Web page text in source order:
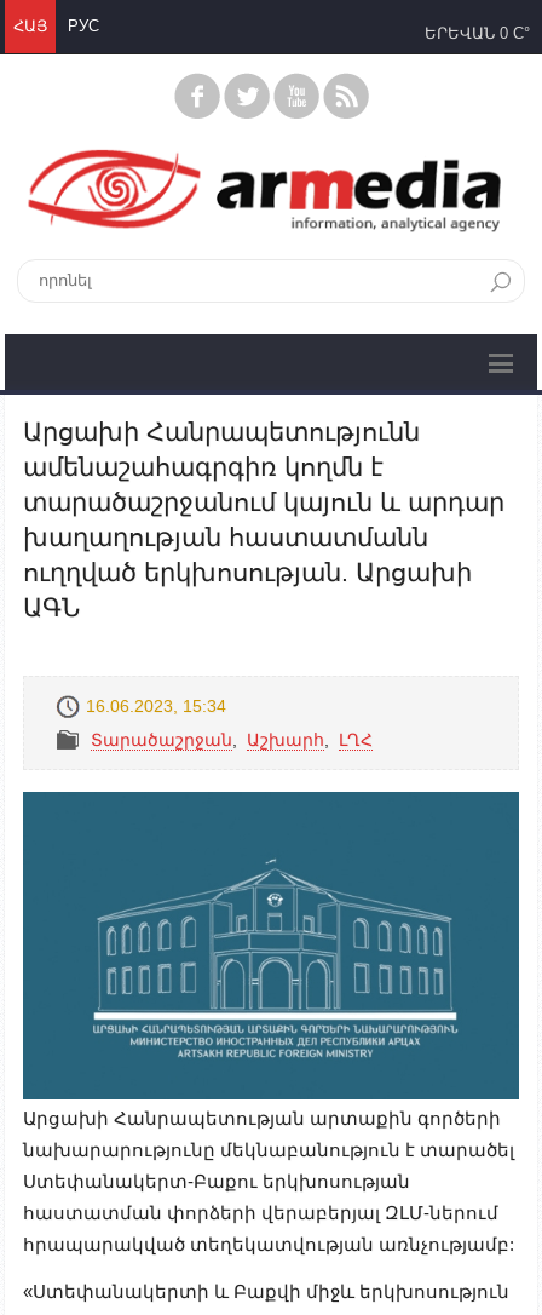
ՀԱՅ РУС ԵՐԵՎԱՆ 0 C°
Արցախի Հանրապետությունն
ամենաշահագրգիռ կողմն է
տարածաշրջանում կայուն և արդար
խաղաղության հաստատմանն
ուղղված երկխոսության. Արցախի
ԱԳՆ
16.06.2023, 15:34
Տարածաշրջան
Աշխարհ ԼՂՀ
Արցախի Հանրապետության արտաքին գործերի
նախարարությունը մեկնաբանություն է տարածել
Ստեփանակերտ-Բաքու երկխոսության
հաստատման փորձերի վերաբերյալ ԶԼՄ-ներում
հրապարակված տեղեկատվության առնչությամբ:
«Ստեփանակերտի և Բաքվի միջև երկխոսություն